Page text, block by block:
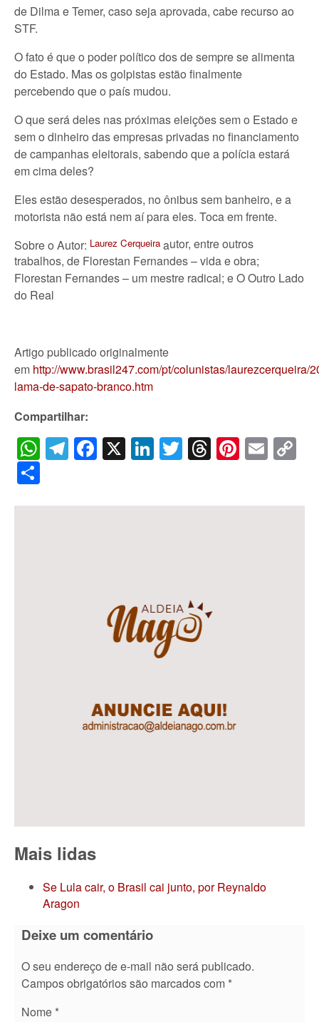
de Dilma e Temer, caso seja aprovada, cabe recurso ao
STF.
O fato é que o poder político dos de sempre se alimenta
do Estado. Mas os golpistas estão finalmente
percebendo que o país mudou.
O que será deles nas próximas eleições sem o Estado e
sem o dinheiro das empresas privadas no financiamento
de campanhas eleitorais, sabendo que a polícia estará
em cima deles?
Eles estão desesperados, no ônibus sem banheiro, e a
motorista não está nem aí para eles. Toca em frente.
Sobre o Autor: Laurez Cerqueira autor, entre outros
trabalhos, de Florestan Fernandes – vida e obra;
Florestan Fernandes – um mestre radical; e O Outro Lado
do Real
Artigo publicado originalmente
em http://www.brasil247.com/pt/colunistas/laurezcerqueira/
lama-de-sapato-branco.htm
Compartilhar:
WhatsApp
Telegram
Facebook
X LinkedIn
Twitter
Threads
Mais lidas
Se Lula cair, o Brasil cai junto, por Reynaldo
Aragon
Deixe um comentário
O seu endereço de e-mail não será publicado.
Campos obrigatórios são marcados com *
Nome *